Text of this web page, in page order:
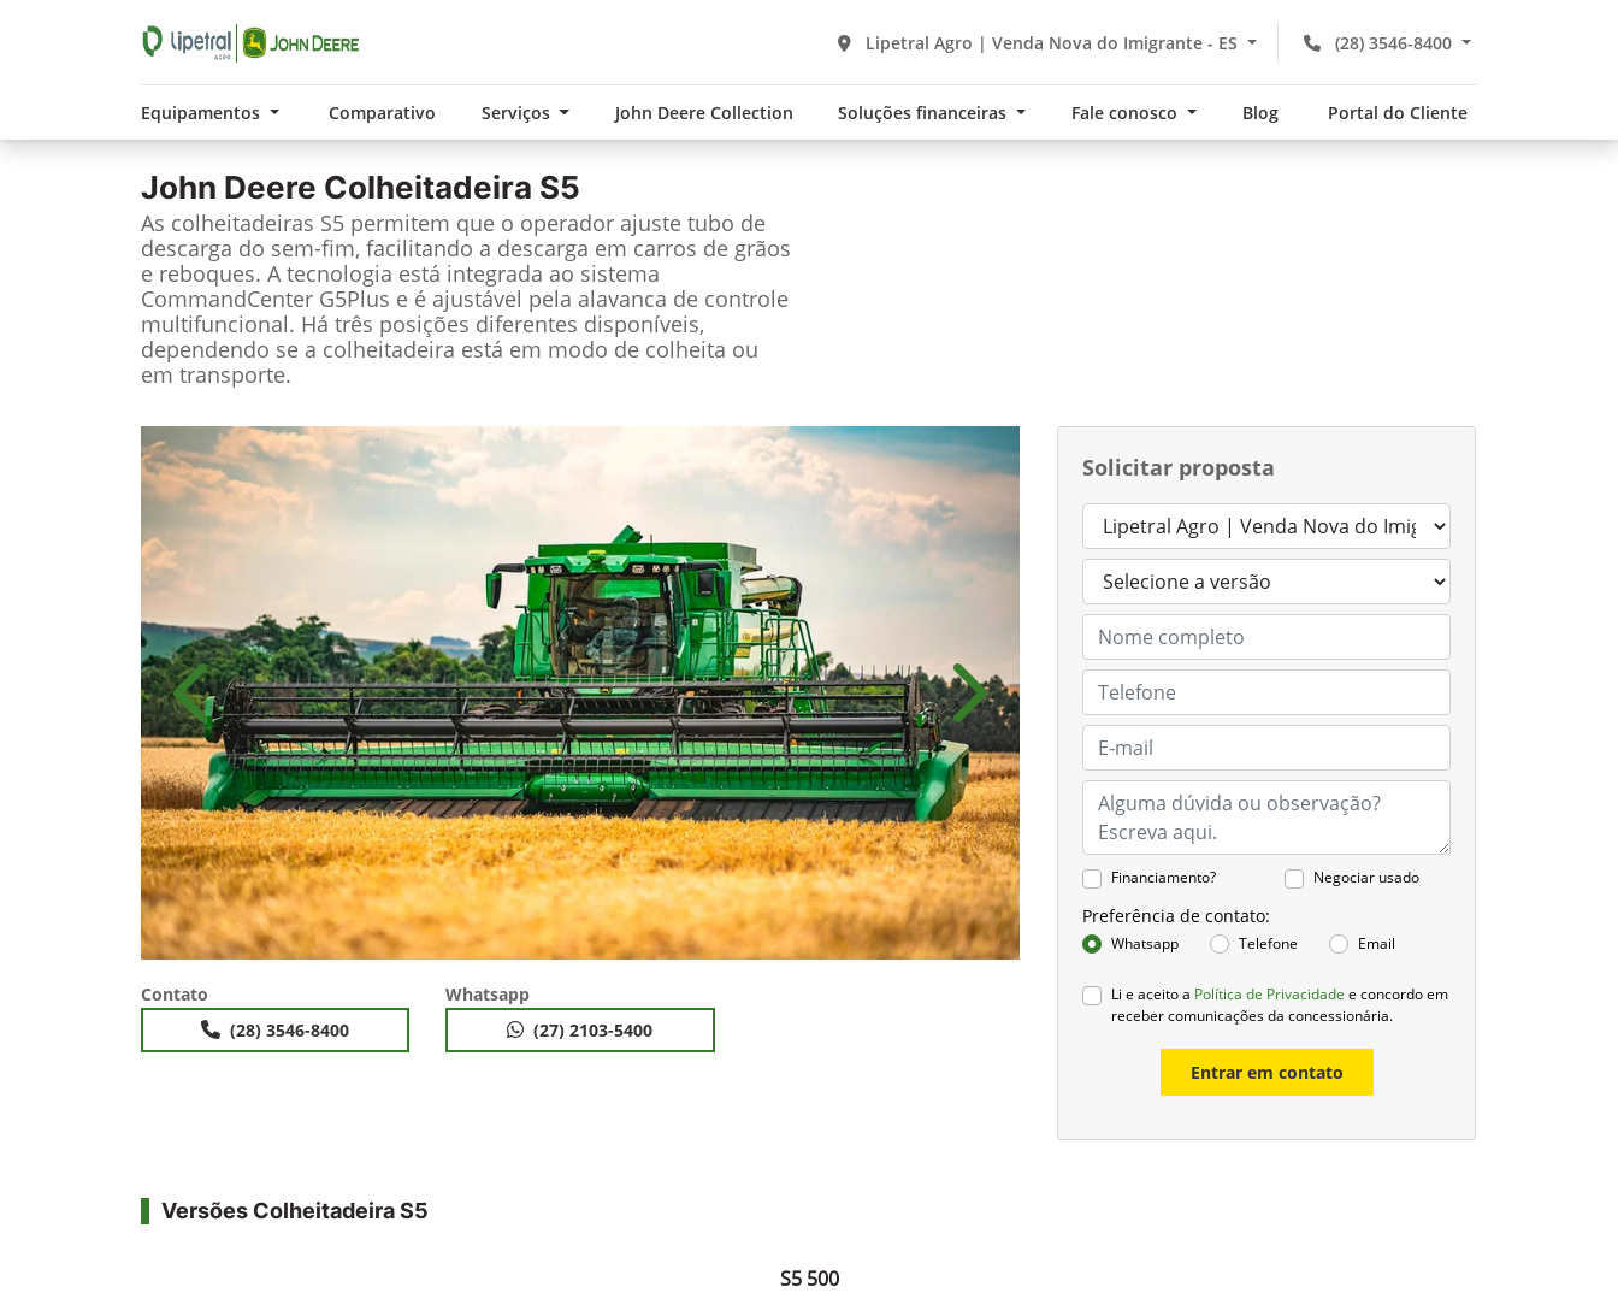
(28) 3546-8400
Lipetral Agro | Venda Nova do Imigrante - ES
Equipamentos Comparativo Serviços John Deere Collection Soluções financeiras Fale conosco Blog Portal do Cliente
John Deere Colheitadeira S5
As colheitadeiras S5 permitem que o operador ajuste tubo de
descarga do sem-fim, facilitando a descarga em carros de grãos
e reboques. A tecnologia está integrada ao sistema
CommandCenter G5Plus e é ajustável pela alavanca de controle
multifuncional. Há três posições diferentes disponíveis,
dependendo se a colheitadeira está em modo de colheita ou
em transporte.
Solicitar proposta
Financiamento? Negociar usado
Preferência de contato:
Whatsapp Telefone Email
Li e aceito a Política de Privacidade e concordo em
receber comunicações da concessionária.
Entrar em contato
Anterior Próximo
Contato
(28) 3546-8400
Whatsapp
(27) 2103-5400
Versões Colheitadeira S5
S5 500